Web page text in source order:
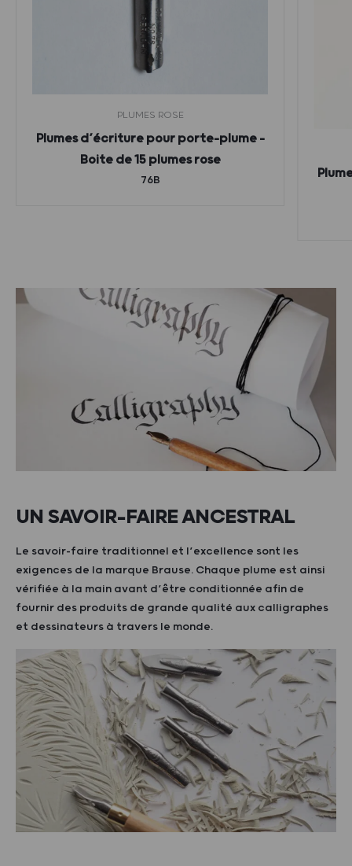
PLUMES ROSE
Plumes d’écriture pour porte-plume –
Boite de 15 plumes rose
76B
UN SAVOIR-FAIRE ANCESTRAL
Le savoir-faire traditionnel et l’excellence sont les
exigences de la marque Brause. Chaque plume est ainsi
vérifiée à la main avant d’être conditionnée afin de
fournir des produits de grande qualité aux calligraphes
et dessinateurs à travers le monde.